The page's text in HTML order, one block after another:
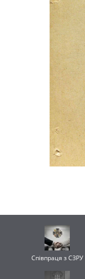
Співпраця з СЗРУ